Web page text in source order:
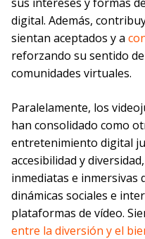
digital. Además,
sientan aceptados y a
reforzando su sentido
comunidades virtuales.
Paralelamente, los
han consolidado como
entretenimiento digital
accesibilidad y
inmediatas e inmersivas
dinámicas sociales e
plataformas de vídeo.
entre la diversión y el